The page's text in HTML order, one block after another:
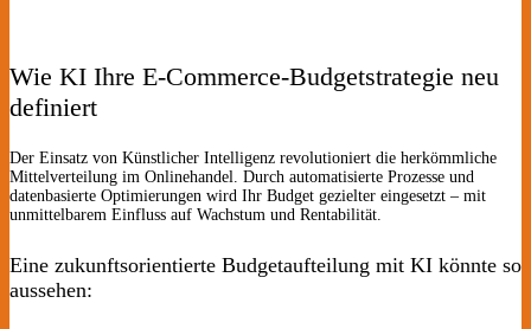
Wie KI Ihre E-Commerce-Budgetstrategie neu
definiert
Der Einsatz von Künstlicher Intelligenz revolutioniert die herkömmliche
Mittelverteilung im Onlinehandel. Durch automatisierte Prozesse und
datenbasierte Optimierungen wird Ihr Budget gezielter eingesetzt – mit
unmittelbarem Einfluss auf Wachstum und Rentabilität.
Eine zukunftsorientierte Budgetaufteilung mit KI könnte so
aussehen: